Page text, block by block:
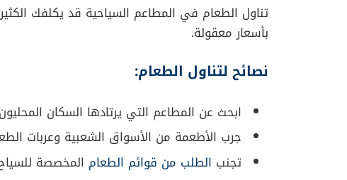
تناول الطعام في المطاعم السياحية قد يكلفك
بأسعار معقولة.
نصائح لتناول الطعام:
ابحث عن المطاعم التي يرتادها السكان
جرب الأطعمة من الأسواق الشعبية وعربات
تجنب الطلب من قوائم الطعام المخصصة